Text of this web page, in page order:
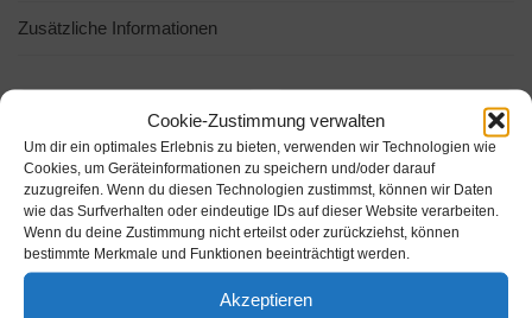
Cookie-Zustimmung verwalten
Um dir ein optimales Erlebnis zu bieten, verwenden wir Technologien wie
Cookies, um Geräteinformationen zu speichern und/oder darauf
zuzugreifen. Wenn du diesen Technologien zustimmst, können wir Daten
wie das Surfverhalten oder eindeutige IDs auf dieser Website verarbeiten.
Wenn du deine Zustimmung nicht erteilst oder zurückziehst, können
bestimmte Merkmale und Funktionen beeinträchtigt werden.
Akzeptieren
Zusätzliche Informationen